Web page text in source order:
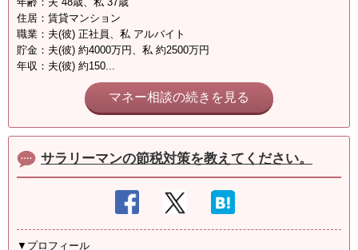
住居：賃貸マンション
職業：夫(彼) 正社員、私 アルバイト
貯金：夫(彼) 約4000万円、私 約2500万円
年収：夫(彼) 約150...
マネー相談の続きを見る
サラリーマンの節税対策を教えてください。
▼プロフィール